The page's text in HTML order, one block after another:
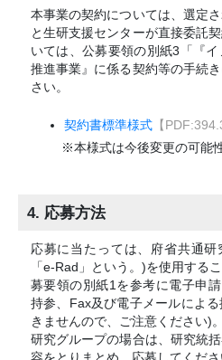
本事業の契約については、選定
と生研支援センターが直接委託
いては、公募要領の別紙3「『
推進事業』に係る契約等の手続
さい。
契約書標準様式 【PDF:
※本様式は今後変更の可能
4. 応募方法
応募に当たっては、府省共通
「e-Rad」という。)を使用する
募要領の別紙1を参考に電子申
持参、Fax及び電子メールによ
きませんので、ご注意ください)。
研究グループの場合は、研究統